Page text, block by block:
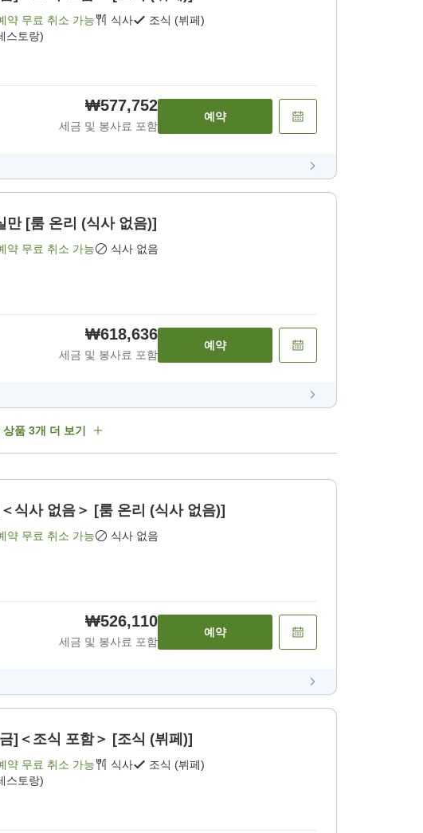
약 무료 취소 가능 식사
조식 (뷔페)
스토랑)
₩577,752
세금 및 봉사료 포함
예약
만 [룸 온리 (식사 없음)]
약 무료 취소 가능 식사 없음
₩618,636
세금 및 봉사료 포함
예약
상품 3개 더 보기
식사 없음＞ [룸 온리 (식사 없음)]
약 무료 취소 가능 식사 없음
₩526,110
세금 및 봉사료 포함
예약
]＜조식 포함＞ [조식 (뷔페)]
약 무료 취소 가능 식사
조식 (뷔페)
스토랑)